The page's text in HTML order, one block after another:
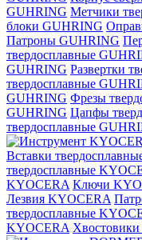
GUHRING Метчики
блоки GUHRING
Патроны GUHRING
твердосплавные
GUHRING Развертки
твердосплавные
GUHRING Фрезы
GUHRING Цапфы
твердосплавные
Вставки
твердосплавные
KYOCERA Ключи
Лезвия KYOCERA
твердосплавные
KYOCERA